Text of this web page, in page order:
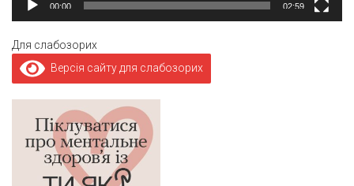
00:00 02:59
Для слабозорих
Версія сайту для слабозорих